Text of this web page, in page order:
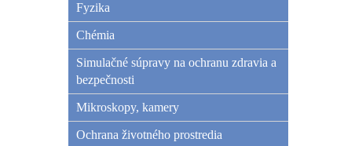
Fyzika
Chémia
Simulačné súpravy na ochranu zdravia a
bezpečnosti
Mikroskopy, kamery
Ochrana životného prostredia